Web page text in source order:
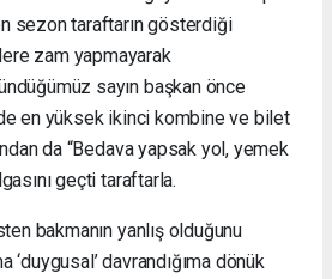
sezon taraftarın gösterdiği
zam yapmayarak
sayın başkan önce
en yüksek ikinci kombine ve bilet
da “Bedava yapsak yol, yemek
geçti taraftarla.
bakmanın yanlış olduğunu
‘duygusal’ davrandığıma dönük